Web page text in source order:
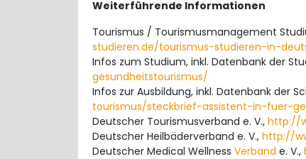
Weiterführende Informationen
Tourismus / Tourismusmanagement
studieren.de/tourismus-studieren-in-
Infos zum Studium, inkl. Datenbank der
gesundheitstourismus/
Infos zur Ausbildung, inkl. Datenbank der
tourismus/steckbrief-assistent-in-fuer-
Deutscher Tourismusverband e. V., http://
Deutscher Heilbäderverband e. V., http://
Deutscher Medical Wellness Verband e. V.,